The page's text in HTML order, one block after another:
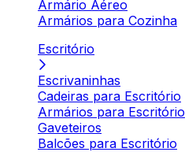
Armário Aéreo
Armários para Cozinha
Escritório
Escrivaninhas
Cadeiras para Escritório
Armários para Escritório
Gaveteiros
Balcões para Escritório